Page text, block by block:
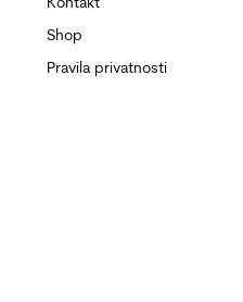
Shop
Pravila privatnosti